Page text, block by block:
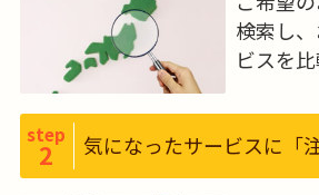
らかさにこだわっ
検索し
ビスを
step
2 気になったサービスに「